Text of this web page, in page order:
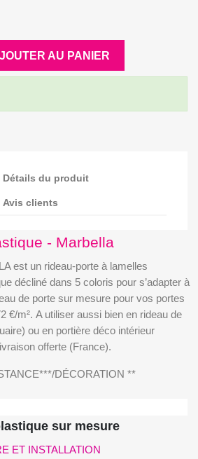
AU PANIER
Détails du produit
Avis clients
- Marbella
est un rideau-porte à lamelles
décliné dans 5 coloris pour s’adapter à
de porte sur mesure pour vos portes
€/m². A utiliser aussi bien en rideau de
ou en portière déco intérieur
offerte (France).
DÉCORATION **
sur mesure
ET INSTALLATION